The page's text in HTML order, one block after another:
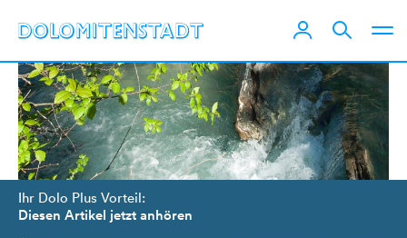
Ihr Dolo Plus Vorteil:
Diesen Artikel jetzt anhören